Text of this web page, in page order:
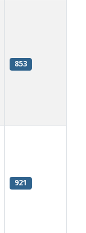
853
921